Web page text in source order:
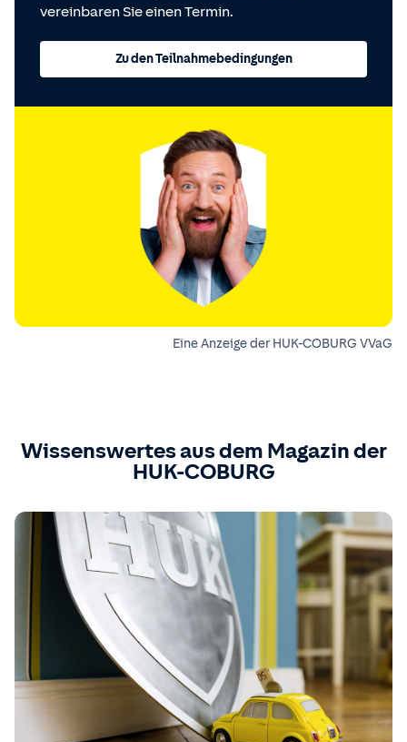
vereinbaren Sie einen Termin.
Zu den Teilnahmebedingungen
Eine Anzeige der HUK-COBURG VVaG
Wissenswertes aus dem Magazin der
HUK-COBURG